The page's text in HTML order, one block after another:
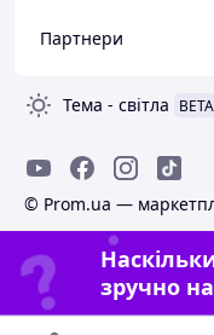
Партнери
Тема - світла BETA
© Prom.ua —
зручно